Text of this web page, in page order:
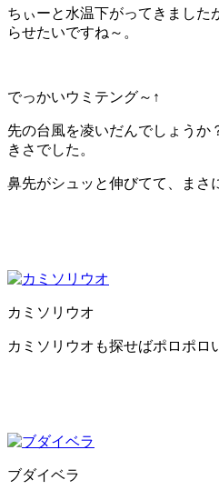
ちぃーと水温下がってきました
らせたいですね～。
でっかいウミテング～↑
先の台風を凌いだんでしょうか
きさでした。
鼻先がシュッと伸びてて、まさ
カミソリウオ
カミソリウオも探せばポロポロ
ブダイベラ